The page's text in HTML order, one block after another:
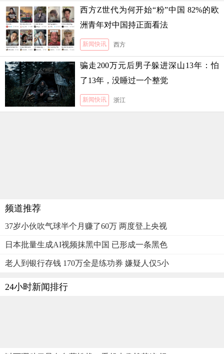
西方Z世代为何开始“粉”中国 82%的欧
洲青年对中国持正面看法
新闻快讯 西方
骗走200万元后男子躲进深山13年：怕
了13年，没睡过一个整觉
新闻快讯 浙江
频道推荐
37岁小伙吹气球半个月赚了60万 两度登上央视
日本批量生成AI视频抹黑中国 已形成一条黑色
老人到银行存钱 170万全是练功券 嫌疑人仅5小
24小时新闻排行